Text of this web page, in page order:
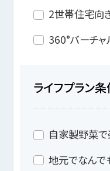
2世帯住宅向
360°バーチ
ライフプラン
自家製野菜で
地元でなんで